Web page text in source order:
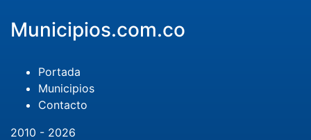
Municipios.com.co
Portada
Municipios
Contacto
2010 - 2026